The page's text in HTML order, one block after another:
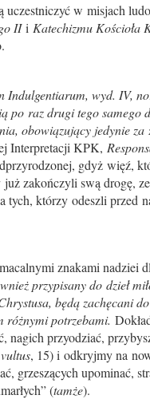
uczestniczyć w misjach
IIi Katechizmu Kościoła
Indulgentiarum, wyd. IV,
po raz drugi tego samego
obowiązujący jedynie za
Interpretacji KPK,
gdyż więź,
zakończyli swą drogę,
tych, którzy odeszli przed
znakami nadziei
przypisany do dzieł
będą zachęcani do
różnymi potrzebami.
nagich przyodziać,
, 15) i odkryjmy na
grzeszących upominać,
(tamże).